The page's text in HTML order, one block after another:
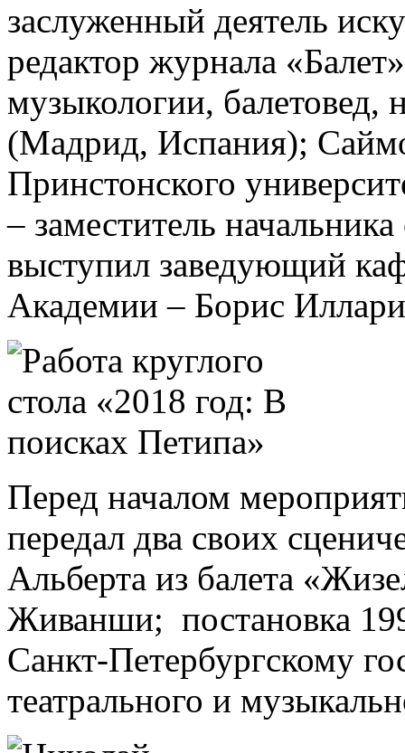
заслуженный деятель
редактор журнала
музыкологии, балетовед,
(Мадрид, Испания);
Принстонского
– заместитель
выступил заведующий
Академии – Борис
Перед началом
передал два своих
Альберта из балета
Живанши; постановка
Санкт-Петербургскому
театрального и